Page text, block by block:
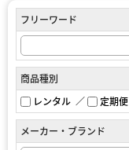
フリーワード
商品種別
レンタル
定期便
メーカー・ブランド